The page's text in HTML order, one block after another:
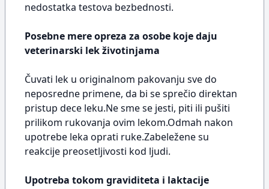
nedostatka testova bezbednosti.
Posebne mere opreza za osobe koje daju
veterinarski lek životinjama
Čuvati lek u originalnom pakovanju sve do
neposredne primene, da bi se sprečio direktan
pristup dece leku.Ne sme se jesti, piti ili pušiti
prilikom rukovanja ovim lekom.Odmah nakon
upotrebe leka oprati ruke.Zabeležene su
reakcije preosetljivosti kod ljudi.
Upotreba tokom graviditeta i laktacije